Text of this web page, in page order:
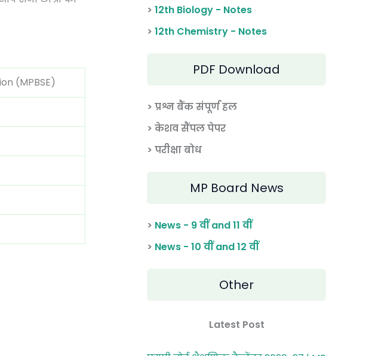
(MPBSE)
> 12th Biology - Notes
> 12th Chemistry - Notes
PDF Download
> प्रश्न बैंक संपूर्ण हल
> केशव सैंपल पेपर
> परीक्षा बोध
MP Board News
> News - 9 वीं and 11 वीं
> News - 10 वीं and 12 वीं
Other
Latest Post